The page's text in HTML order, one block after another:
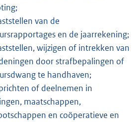
van de
en de jaarrekening;
wijzigen of intrekken van
door strafbepalingen of
te handhaven;
of deelnemen in
maatschappen,
en coöperatieve en